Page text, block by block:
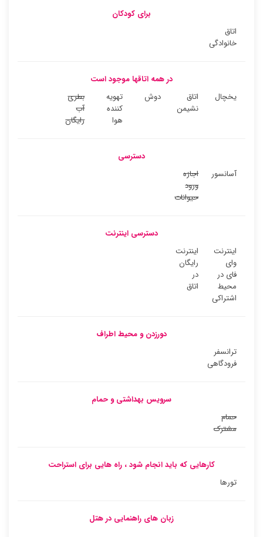
برای کودکان
اتاق
خانوادگی
در همه اتاقها موجود است
یخچال
اتاق
نشیمن
دوش
تهویه
کننده
هوا
بطری
آب
رایگان
دسترسی
آسانسور
اجازه
ورود
حیوانات
دسترسی اینترنت
اینترنت
وای
فای در
محیط
اشتراکی
اینترنت
رایگان
در
اتاق
دورزدن و محیط اطراف
ترانسفر
فرودگاهی
سرویس بهداشتی و حمام
حمام
مشترک
کارهایی که باید انجام شود ، راه هایی برای استراحت
تورها
زبان های راهنمایی در هتل